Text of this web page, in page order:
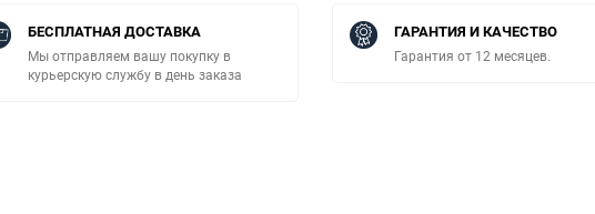
БЕСПЛАТНАЯ ДОСТАВКА
Мы отправляем вашу покупку в
курьерскую службу в день заказа
ГАРАНТИЯ И КАЧЕСТВО
Гарантия от 12 месяцев.